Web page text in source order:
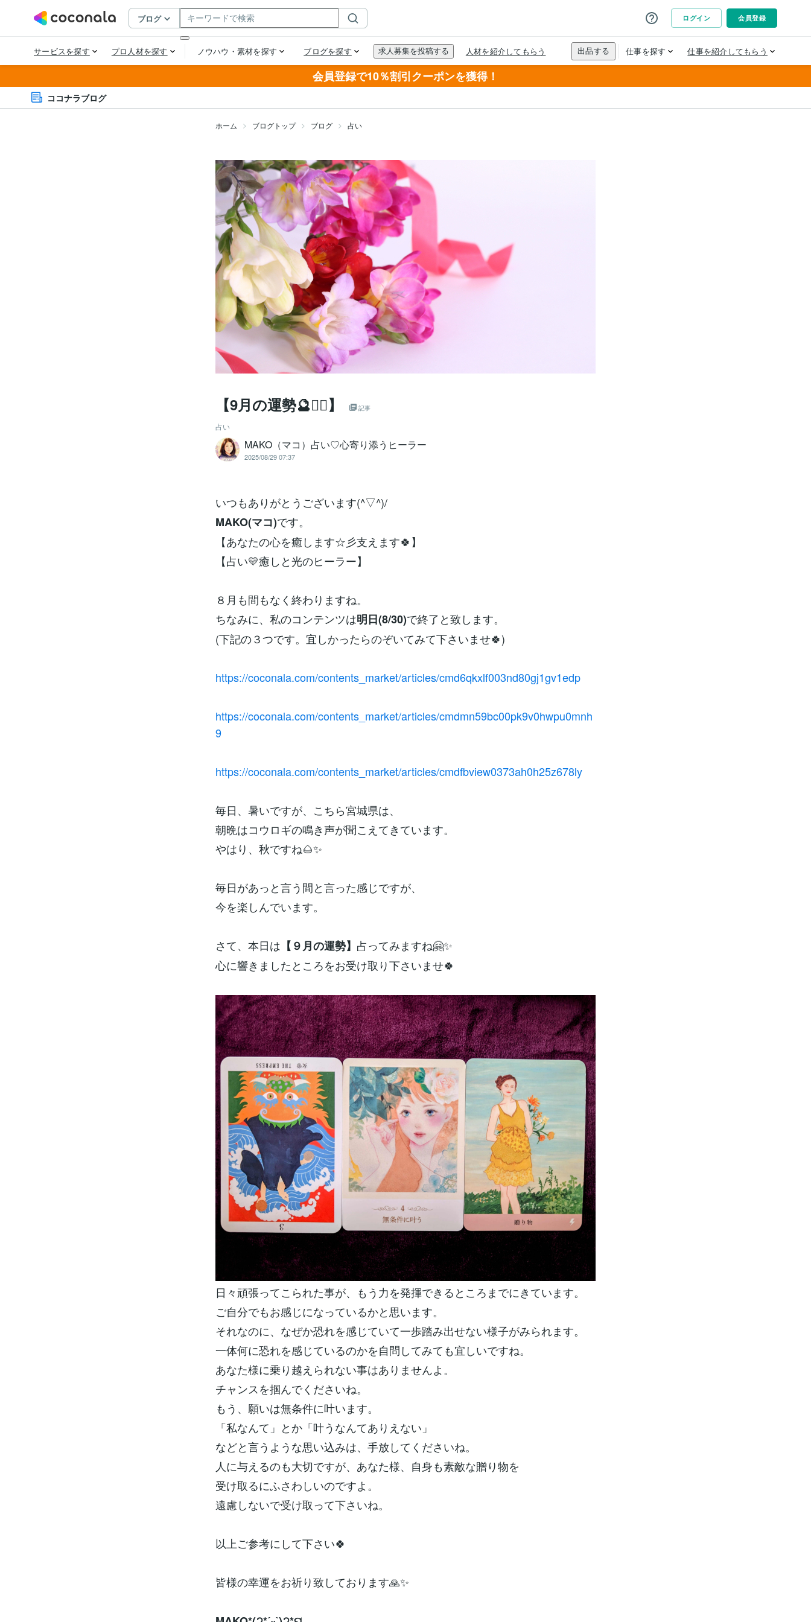
会員登録で10％割引クーポンを獲得！
ココナラブログ
ホーム ブログトップ ブログ 占い
【9月の運勢🔮🧙‍♀️】 記事
占い
MAKO（マコ）占い♡心寄り添うヒーラー
2025/08/29 07:37
いつもありがとうございます(^▽^)/
MAKO(マコ)です。
【あなたの心を癒します☆彡支えます🍀】
【占い💛癒しと光のヒーラー】
８月も間もなく終わりますね。
ちなみに、私のコンテンツは明日(8/30)で終了と致します。
(下記の３つです。宜しかったらのぞいてみて下さいませ🍀)
https://coconala.com/contents_market/articles/cmd6qkxlf003nd80gj1gv1edp
https://coconala.com/contents_market/articles/cmdmn59bc00pk9v0hwpu0mnh
9
https://coconala.com/contents_market/articles/cmdfbview0373ah0h25z678ly
毎日、暑いですが、こちら宮城県は、
朝晩はコウロギの鳴き声が聞こえてきています。
やはり、秋ですね🌰✨
毎日があっと言う間と言った感じですが、
今を楽しんでいます。
さて、本日は 【９月の運勢】 占ってみますね🤗✨
心に響きましたところをお受け取り下さいませ🍀
日々頑張ってこられた事が、もう力を発揮できるところまでにきています。
ご自分でもお感じになっているかと思います。
それなのに、なぜか恐れを感じていて一歩踏み出せない様子がみられます。
一体何に恐れを感じているのかを自問してみても宜しいですね。
あなた様に乗り越えられない事はありませんよ。
チャンスを掴んでくださいね。
もう、願いは無条件に叶います。
「私なんて」とか「叶うなんてありえない」
などと言うような思い込みは、手放してくださいね。
人に与えるのも大切ですが、あなた様、自身も素敵な贈り物を
受け取るにふさわしいのですよ。
遠慮しないで受け取って下さいね。
以上ご参考にして下さい🍀
皆様の幸運をお祈り致しております🙏✨